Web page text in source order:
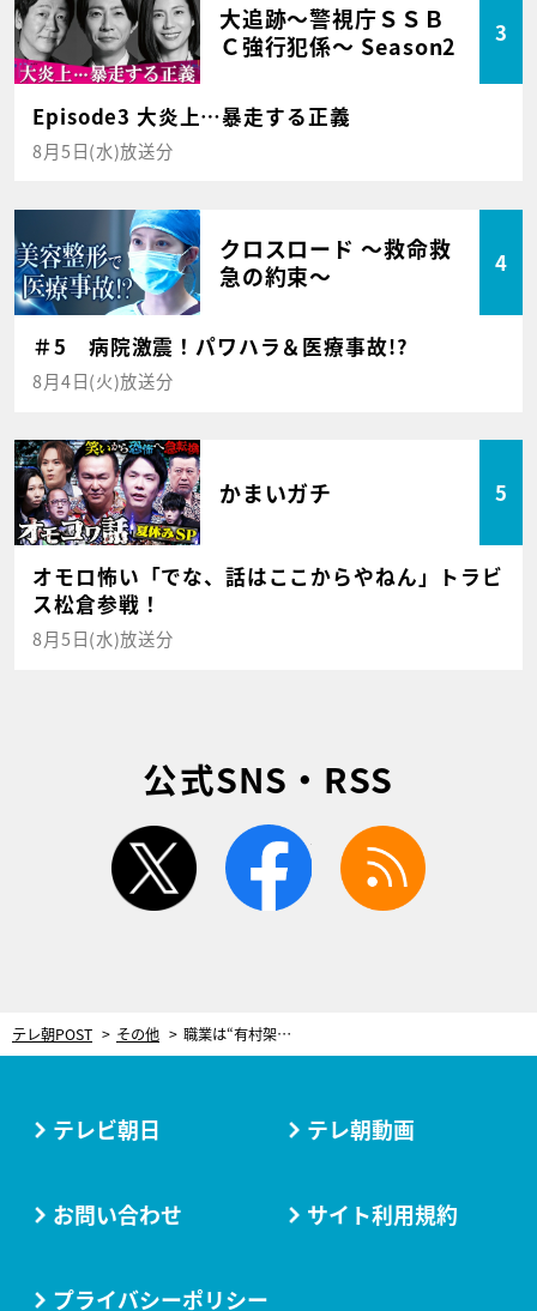
大追跡～警視庁ＳＳＢ
Ｃ強行犯係～ Season2
3
Episode3 大炎上…暴走する正義
8月5日(水)放送分
クロスロード ～救命救
急の約束～
4
＃5 病院激震！パワハラ＆医療事故!?
8月4日(火)放送分
かまいガチ 5
オモロ怖い「でな、話はここからやねん」トラビ
ス松倉参戦！
8月5日(水)放送分
公式SNS・RSS
twitter facebook
テレ朝POST その他 職業は“有村架純の姉”―壮絶バッシング受け入れた有村藍里の生き方に観客が感動の涙！
テレビ朝日 テレ朝動画
お問い合わせ サイト利用規約
プライバシーポリシー